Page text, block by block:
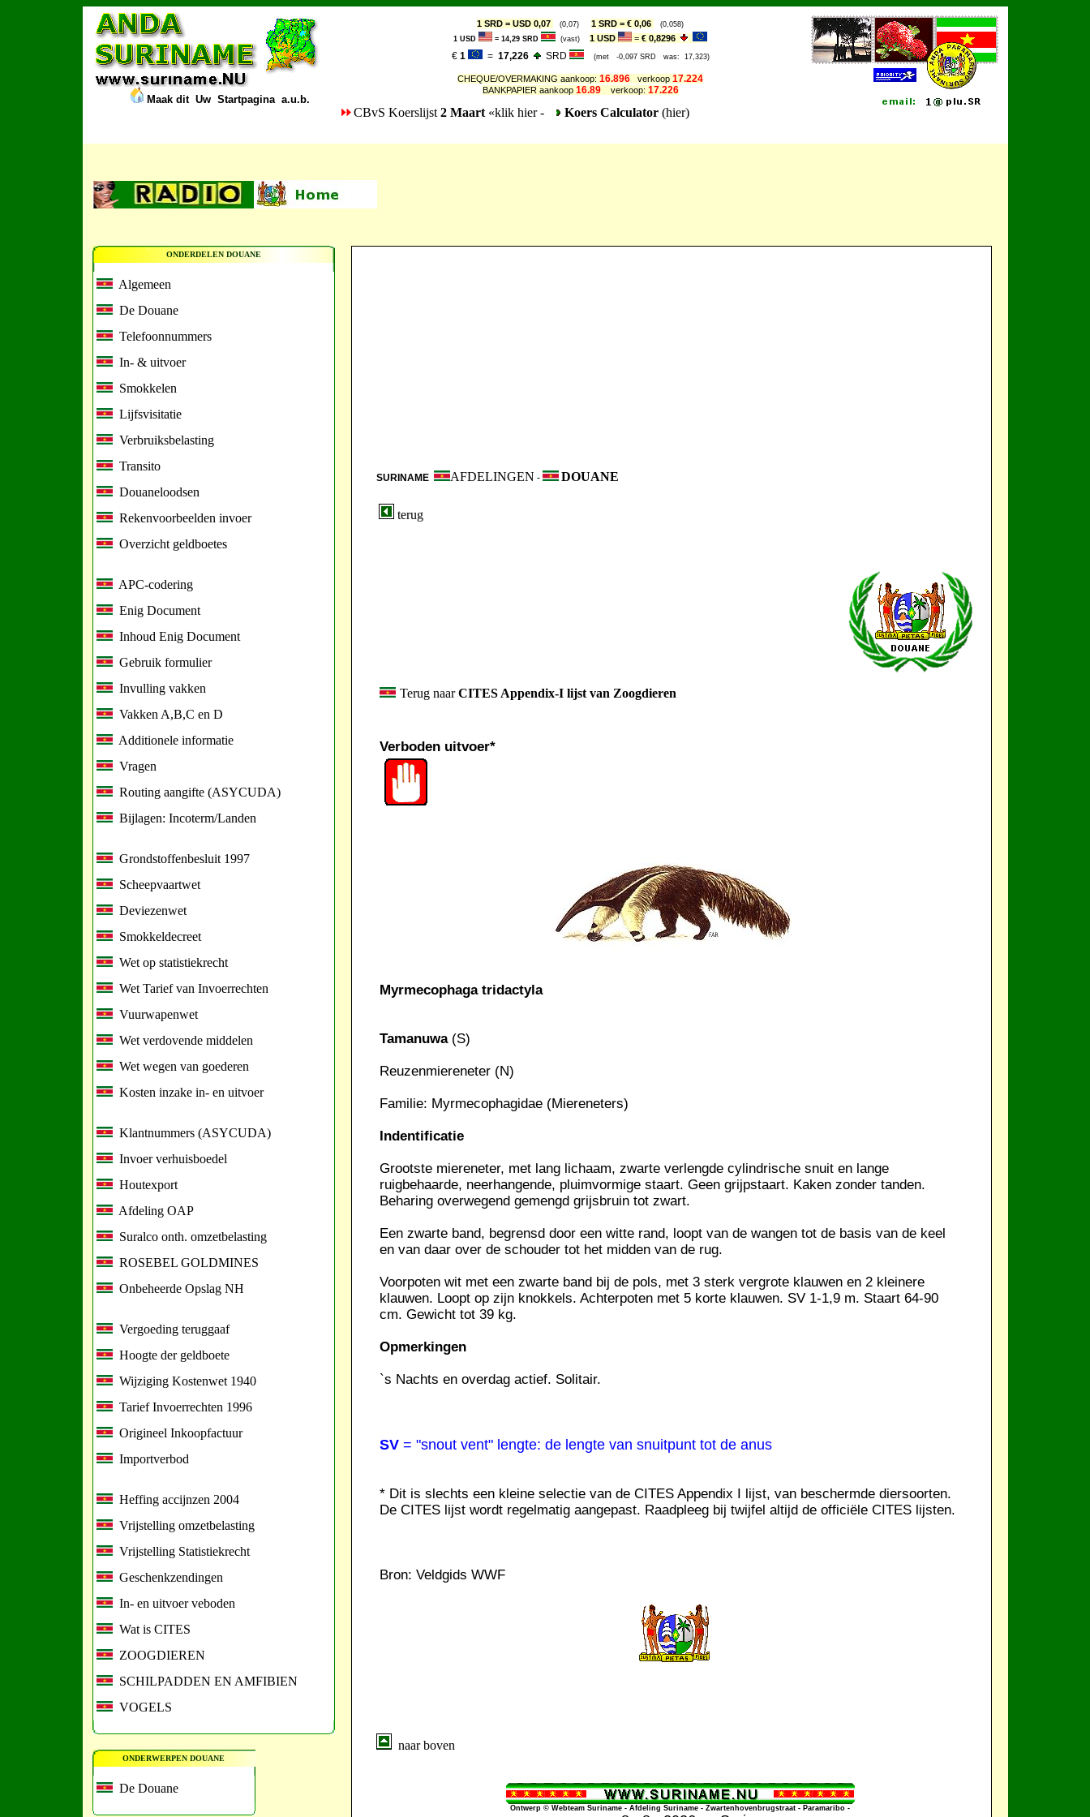
Maak dit UwStartpagina a.u.b.
ONDERDELEN DOUANE
Algemeen
De Douane
Telefoonnummers
In- & uitvoer
Smokkelen
Lijfsvisitatie
Verbruiksbelasting
Transito
Douaneloodsen
Rekenvoorbeelden invoer
Overzicht geldboetes
APC-codering
Enig Document
Inhoud Enig Document
Gebruik formulier
Invulling vakken
Vakken A,B,C en D
Additionele informatie
Vragen
Routing aangifte (ASYCUDA)
Bijlagen: Incoterm/Landen
Grondstoffenbesluit 1997
Scheepvaartwet
Deviezenwet
Smokkeldecreet
Wet op statistiekrecht
Wet Tarief van Invoerrechten
Vuurwapenwet
Wet verdovende middelen
Wet wegen van goederen
Kosten inzake in- en uitvoer
Klantnummers (ASYCUDA)
Invoer verhuisboedel
Houtexport
Afdeling OAP
Suralco onth. omzetbelasting
ROSEBEL GOLDMINES
Onbeheerde Opslag NH
Vergoeding teruggaaf
Hoogte der geldboete
Wijziging Kostenwet 1940
Tarief Invoerrechten 1996
Origineel Inkoopfactuur
Importverbod
Heffing accijnzen 2004
Vrijstelling omzetbelasting
Vrijstelling Statistiekrecht
Geschenkzendingen
In- en uitvoer veboden
Wat is CITES
ZOOGDIEREN
SCHILPADDEN EN AMFIBIEN
VOGELS
ONDERWERPEN DOUANE
De Douane
SURINAME AFDELINGEN - DOUANE
terug
Terug naarCITES Appendix-I lijst van Zoogdieren
Verboden uitvoer*
Myrmecophaga tridactyla
Tamanuwa(S)
Reuzenmiereneter (N)
Familie: Myrmecophagidae (Miereneters)
Indentificatie
Grootste miereneter, met lang lichaam, zwarte verlengde cylindrische snuit en lange
ruigbehaarde, neerhangende, pluimvormige staart. Geen grijpstaart. Kaken zonder tanden.
Beharing overwegend gemengd grijsbruin tot zwart.
Een zwarte band, begrensd door een witte rand, loopt van de wangen tot de basis van de keel
en van daar over de schouder tot het midden van de rug.
Voorpoten wit met een zwarte band bij de pols, met 3 sterk vergrote klauwen en 2 kleinere
klauwen. Loopt op zijn knokkels. Achterpoten met 5 korte klauwen. SV 1-1,9 m. Staart 64-90
cm. Gewicht tot 39 kg.
Opmerkingen
`s Nachts en overdag actief. Solitair.
SV= "snout vent" lengte: de lengte van snuitpunt tot de anus
* Dit is slechts een kleine selectie van de CITES Appendix I lijst, van beschermde diersoorten.
De CITES lijst wordt regelmatig aangepast. Raadpleeg bij twijfel altijd de officiële CITES lijsten.
Bron: Veldgids WWF
naar boven
Ontwerp © Webteam Suriname - Afdeling Suriname - Zwartenhovenbrugstraat - Paramaribo -